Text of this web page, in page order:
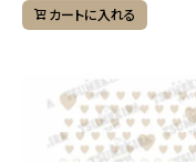
カートに入れる